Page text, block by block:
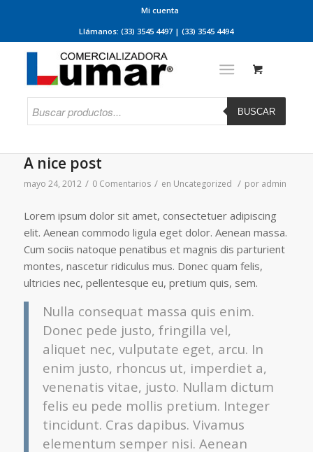
Mi cuenta
Llámanos: (33) 3545 4497 | (33) 3545 4494
BUSCAR
A nice post
mayo 24, 2012 / 0 Comentarios / en Uncategorized / por admin
Lorem ipsum dolor sit amet, consectetuer adipiscing
elit. Aenean commodo ligula eget dolor. Aenean massa.
Cum sociis natoque penatibus et magnis dis parturient
montes, nascetur ridiculus mus. Donec quam felis,
ultricies nec, pellentesque eu, pretium quis, sem.
Nulla consequat massa quis enim.
Donec pede justo, fringilla vel,
aliquet nec, vulputate eget, arcu. In
enim justo, rhoncus ut, imperdiet a,
venenatis vitae, justo. Nullam dictum
felis eu pede mollis pretium. Integer
tincidunt. Cras dapibus. Vivamus
elementum semper nisi. Aenean